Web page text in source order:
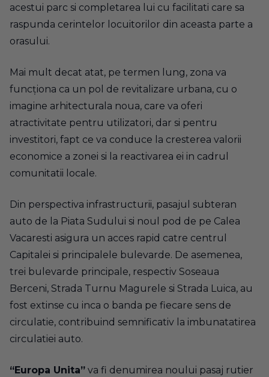
acestui parc si completarea lui cu facilitati care sa
raspunda cerintelor locuitorilor din aceasta parte a
orasului.
Mai mult decat atat, pe termen lung, zona va
funcționa ca un pol de revitalizare urbana, cu o
imagine arhitecturala noua, care va oferi
atractivitate pentru utilizatori, dar si pentru
investitori, fapt ce va conduce la cresterea valorii
economice a zonei si la reactivarea ei in cadrul
comunitatii locale.
Din perspectiva infrastructurii, pasajul subteran
auto de la Piata Sudului si noul pod de pe Calea
Vacaresti asigura un acces rapid catre centrul
Capitalei si principalele bulevarde. De asemenea,
trei bulevarde principale, respectiv Soseaua
Berceni, Strada Turnu Magurele si Strada Luica, au
fost extinse cu inca o banda pe fiecare sens de
circulatie, contribuind semnificativ la imbunatatirea
circulatiei auto.
“Europa Unita” va fi denumirea noului pasaj rutier